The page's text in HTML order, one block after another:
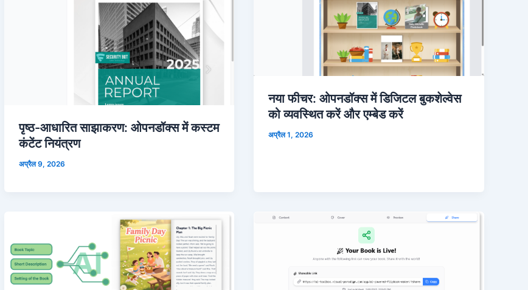
पृष्ठ-आधारित साझाकरण: ओपनडॉक्स में कस्टम
कंटेंट नियंत्रण
अप्रैल 9, 2026
नया फीचर: ओपनडॉक्स में डिजिटल बुकशेल्वेस
को व्यवस्थित करें और एम्बेड करें
अप्रैल 1, 2026